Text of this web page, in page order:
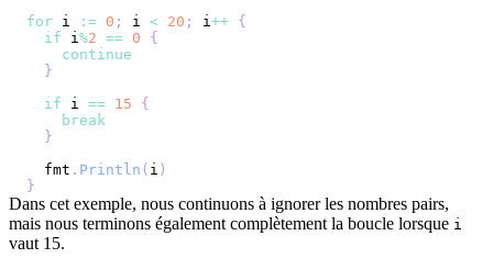
for i := 0 ; i < 20 ; i ++ {
if i %2 == 0
{
continue
}
if i == 15
{
break
}
  fmt
. Println ( i )
}
Dans cet exemple, nous continuons à ignorer les nombres pairs,
mais nous terminons également complètement la boucle lorsque i
vaut 15.